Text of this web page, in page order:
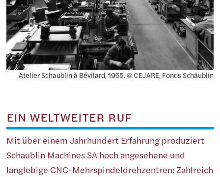
Atelier Schaublin à Bévilard, 1965. © CEJARE, Fonds Schäublin
EIN WELTWEITER RUF
Mit über einem Jahrhundert Erfahrung produziert
Schaublin Machines SA hoch angesehene und
langlebige CNC-Mehrspindeldrehzentren: Zahlreich